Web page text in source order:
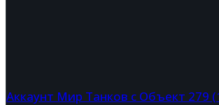
Аккаунт Мир Танков с Объект 279